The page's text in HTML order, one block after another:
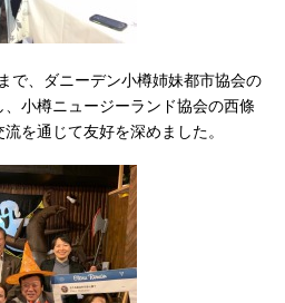
で、ダニーデン小樽姉妹都市協会の
小樽ニュージーランド協会の西條
を通じて友好を深めました。